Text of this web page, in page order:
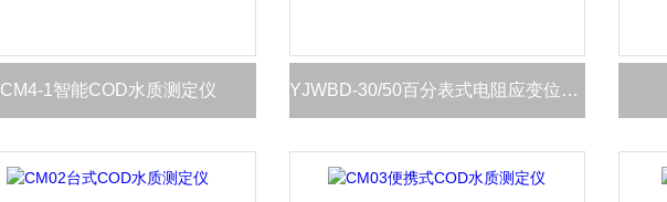
CM4-1智能COD水质测定仪 YJWBD-30/50百分表式电阻应变位移传感器（机电百分表）